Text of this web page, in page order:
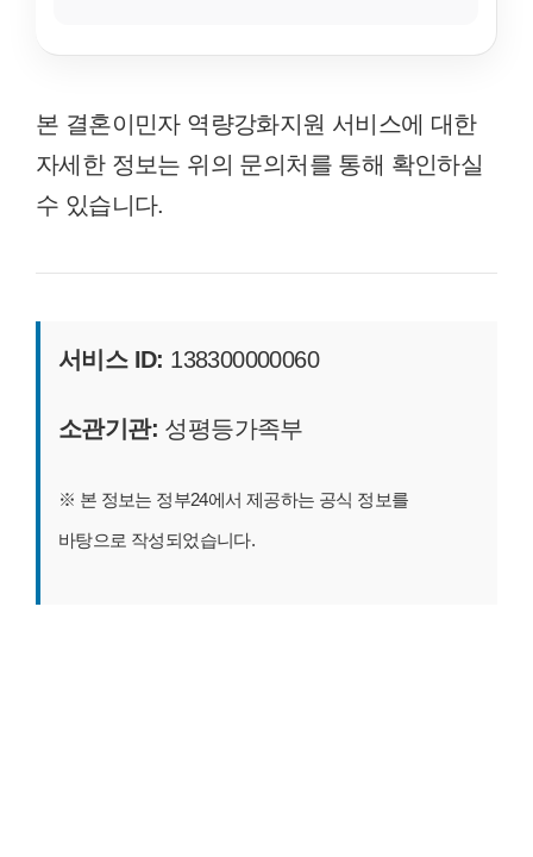
본 결혼이민자 역량강화지원 서비스에 대한
자세한 정보는 위의 문의처를 통해 확인하실
수 있습니다.
서비스 ID: 138300000060
소관기관: 성평등가족부
※ 본 정보는 정부24에서 제공하는 공식 정보를
바탕으로 작성되었습니다.